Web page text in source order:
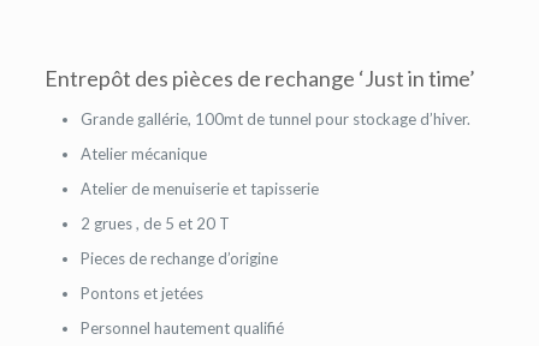
Entrepôt des pièces de rechange ‘Just in time’
Grande gallérie, 100mt de tunnel pour stockage d’hiver.
Atelier mécanique
Atelier de menuiserie et tapisserie
2 grues , de 5 et 20 T
Pieces de rechange d’origine
Pontons et jetées
Personnel hautement qualifié